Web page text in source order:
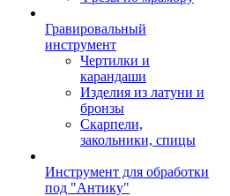
Гравировальный
инструмент
Чертилки и
карандаши
Изделия из латуни и
бронзы
Скарпели,
закольники, спицы
Инструмент для обработки
под "Антику"